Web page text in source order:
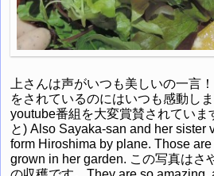
上さんは声がいつも美しいの一言
をされているのにはいつも感動
youtube番組を大変賞賛されていま
と) Also Sayaka-san and her sister
form Hiroshima by plane. Those
grown in her garden. この写真はさ